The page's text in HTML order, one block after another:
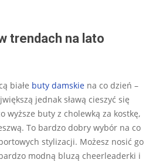
trendach na lato
białe buty damskie na co dzień –
jednak sławą cieszyć się
wyższe buty z cholewką za kostkę,
To bardzo dobry wybór na co
stylizacji. Możesz nosić go
modną bluzą cheerleaderki i